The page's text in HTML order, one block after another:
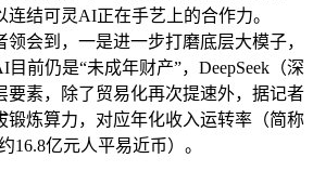
结可灵AI正在手艺上的合作力。
领会到，一是进一步打磨底层大模子，
前仍是“未成年财产”，DeepSeek（深
要素，除了贸易化再次提速外，据记者
锻炼算力，对应年化收入运转率（简称
16.8亿元人平易近币）。